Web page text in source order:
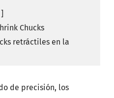
]
Chucks
retráctiles en la
de precisión, los